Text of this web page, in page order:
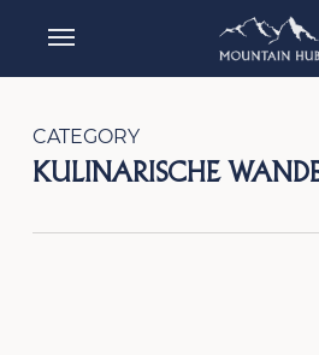
content
Menu
CATEGORY
KULINARISCHE